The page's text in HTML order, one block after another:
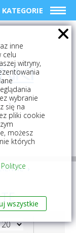
KATEGORIE
inne
celu
witryny,
wybranie
się na
pliki cookie
możesz
których
Polityce
wszystkie